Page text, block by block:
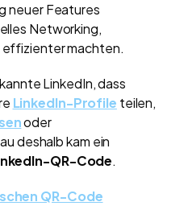
neuer Features
Networking,
effizienter machten.
LinkedIn, dass
LinkedIn-Profile teilen,
oder
deshalb kam ein
QR-Code.
QR-Code